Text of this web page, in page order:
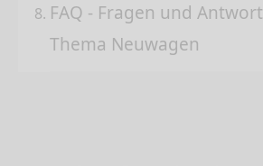
FAQ - Fragen und
Thema Neuwagen